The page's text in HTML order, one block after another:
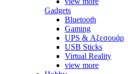
Gadgets
Bluetooth
Gaming
UPS & Αξεσουάρ
USB Sticks
Virtual Reality
view more